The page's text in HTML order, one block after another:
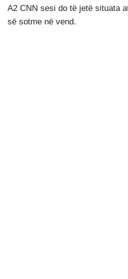
A2 CNN sesi do të jetë situata
së sotme në vend.